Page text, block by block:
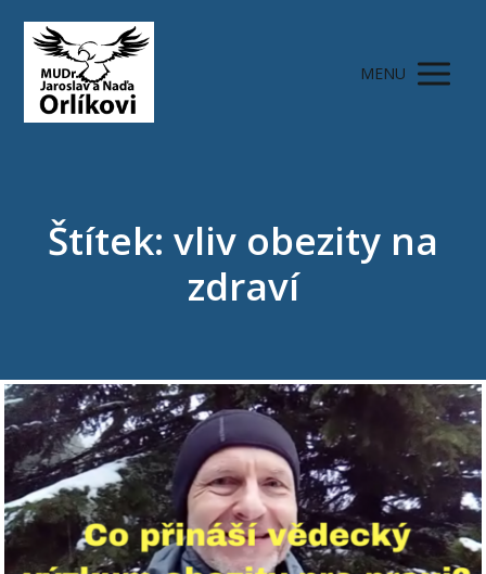
MENU
Štítek: vliv obezity na
zdraví